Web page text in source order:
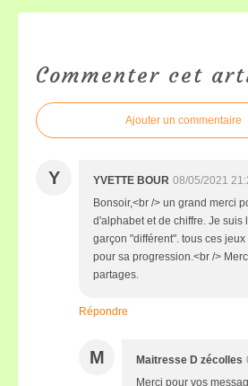
Commenter cet
Ajouter un commentaire
Y YVETTE BOUR 08/05/2021
Bonsoir,<br /> un grand merci
d'alphabet et de chiffre. Je suis
garçon "différent". tous ces
pour sa progression.<br />
partages.
Répondre
M Maitresse D zécolles
Merci pour vos